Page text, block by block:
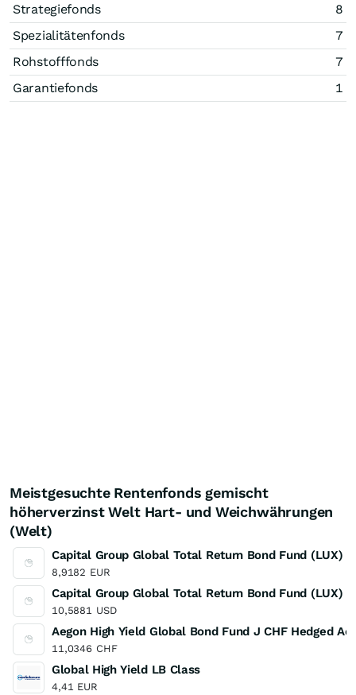
Strategiefonds
8
Spezialitätenfonds
7
Rohstofffonds
7
Garantiefonds
1
Meistgesuchte Rentenfonds gemischt
höherverzinst Welt Hart- und Weichwährungen
(Welt)
Capital Group Global Total Return Bond Fund (LUX) Z
8,9182 EUR
Capital Group Global Total Return Bond Fund (LUX) C
10,5881 USD
Aegon High Yield Global Bond Fund J CHF Hedged
11,0346 CHF
Global High Yield LB Class
4,41 EUR